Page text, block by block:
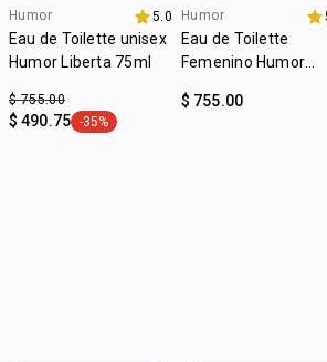
Humor 5.0
Eau de Toilette unisex
Humor Liberta 75ml
$ 755.00
$ 490.75 etiqueta -35%
-35%
Humor
Eau de Toilette
Femenino Humor
$ 755.00